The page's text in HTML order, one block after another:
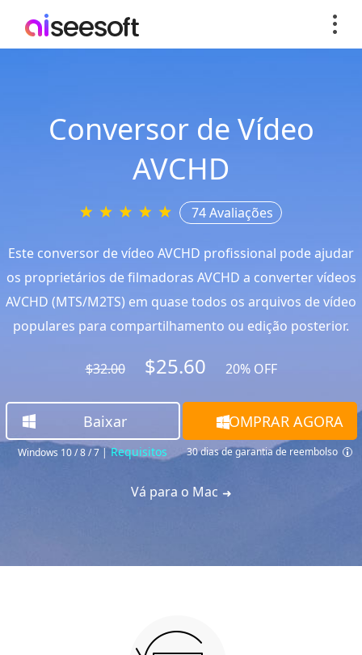
Conversor de Vídeo
AVCHD
74 Avaliações
Este conversor de vídeo AVCHD profissional pode ajudar
os proprietários de filmadoras AVCHD a converter vídeos
AVCHD (MTS/M2TS) em quase todos os arquivos de vídeo
populares para compartilhamento ou edição posterior.
$32.00 $25.60 20% OFF
Baixar
Windows 10 / 8 / 7 |Requisitos
COMPRAR AGORA
30 dias de garantia de reembolso
Vá para o Mac